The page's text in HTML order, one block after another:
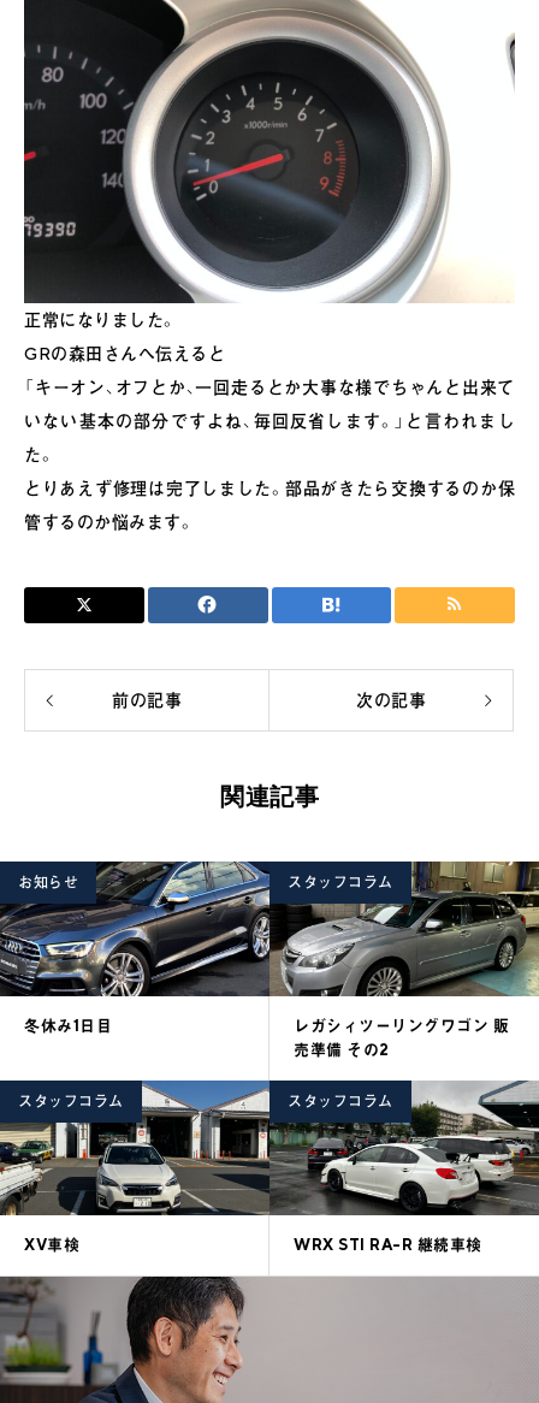
正常になりました。
GRの森田さんへ伝えると
「キーオン、オフとか、一回走るとか大事な様でちゃんと出来て
いない基本の部分ですよね、毎回反省します。」と言われまし
た。
とりあえず修理は完了しました。部品がきたら交換するのか保
管するのか悩みます。
前の記事 次の記事
関連記事
お知らせ
冬休み1日目
スタッフコラム
レガシィツーリングワゴン 販
売準備 その2
スタッフコラム
XV車検
スタッフコラム
WRX STI RA-R 継続車検